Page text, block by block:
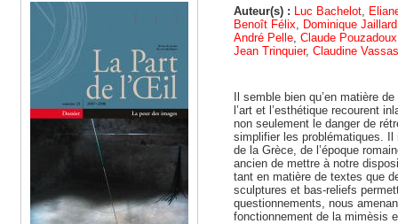
Auteur(s) : Luc Bachelot,
Benoît Félix, Dominique Jaillard
André Pelle, Claude Pouzadoux
Jean Trinquier, Claudine Vassas
Il semble bien qu’en matière
l’art et l’esthétique recourent
non seulement le danger de
simplifier les problématiques.
de la Grèce, de l’époque
ancien de mettre à notre
tant en matière de textes que
sculptures et bas-reliefs
questionnements, nous
fonctionnement de la mimèsis